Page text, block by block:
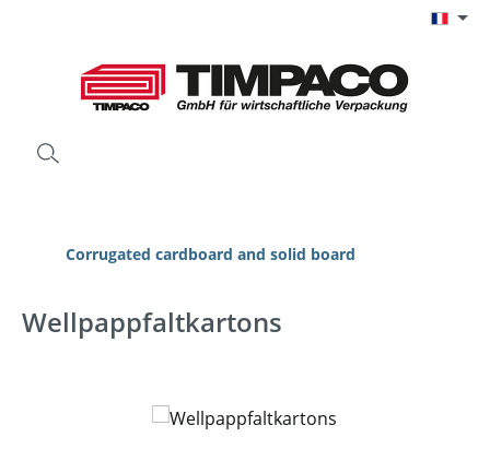
Corrugated cardboard and solid board
Wellpappfaltkartons
Ignorer la galerie d'images